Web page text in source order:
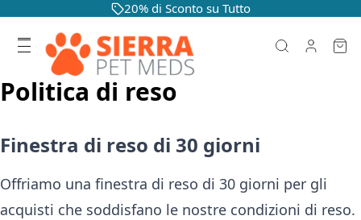
20% di Sconto su Tutto
Politica di reso
Finestra di reso di 30 giorni
Offriamo una finestra di reso di 30 giorni per gli
acquisti che soddisfano le nostre condizioni di reso.